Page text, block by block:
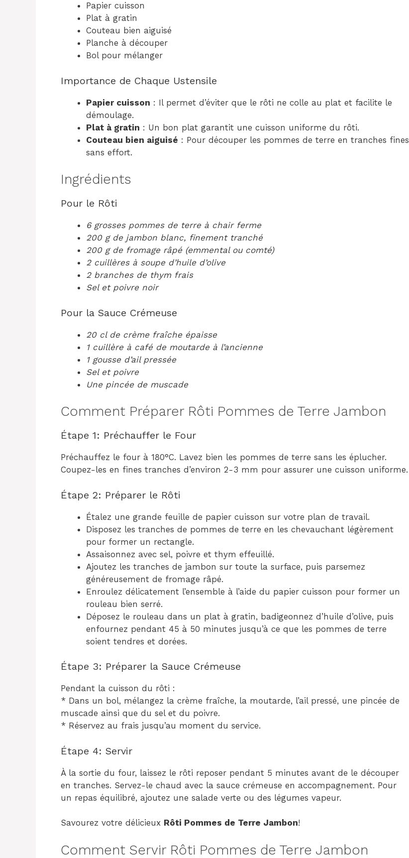
Papier cuisson
Plat à gratin
Couteau bien aiguisé
Planche à découper
Bol pour mélanger
Importance de Chaque Ustensile
Papier cuisson : Il permet d’éviter que le rôti ne colle au plat et facilite le
démoulage.
Plat à gratin : Un bon plat garantit une cuisson uniforme du rôti.
Couteau bien aiguisé : Pour découper les pommes de terre en tranches fines
sans effort.
Ingrédients
Pour le Rôti
6 grosses pommes de terre à chair ferme
200 g de jambon blanc, finement tranché
200 g de fromage râpé (emmental ou comté)
2 cuillères à soupe d’huile d’olive
2 branches de thym frais
Sel et poivre noir
Pour la Sauce Crémeuse
20 cl de crème fraîche épaisse
1 cuillère à café de moutarde à l’ancienne
1 gousse d’ail pressée
Sel et poivre
Une pincée de muscade
Comment Préparer Rôti Pommes de Terre Jambon
Étape 1: Préchauffer le Four
Préchauffez le four à 180°C. Lavez bien les pommes de terre sans les éplucher.
Coupez-les en fines tranches d’environ 2-3 mm pour assurer une cuisson uniforme.
Étape 2: Préparer le Rôti
Étalez une grande feuille de papier cuisson sur votre plan de travail.
Disposez les tranches de pommes de terre en les chevauchant légèrement
pour former un rectangle.
Assaisonnez avec sel, poivre et thym effeuillé.
Ajoutez les tranches de jambon sur toute la surface, puis parsemez
généreusement de fromage râpé.
Enroulez délicatement l’ensemble à l’aide du papier cuisson pour former un
rouleau bien serré.
Déposez le rouleau dans un plat à gratin, badigeonnez d’huile d’olive, puis
enfournez pendant 45 à 50 minutes jusqu’à ce que les pommes de terre
soient tendres et dorées.
Étape 3: Préparer la Sauce Crémeuse
Pendant la cuisson du rôti :
* Dans un bol, mélangez la crème fraîche, la moutarde, l’ail pressé, une pincée de
muscade ainsi que du sel et du poivre.
* Réservez au frais jusqu’au moment du service.
Étape 4: Servir
À la sortie du four, laissez le rôti reposer pendant 5 minutes avant de le découper
en tranches. Servez-le chaud avec la sauce crémeuse en accompagnement. Pour
un repas équilibré, ajoutez une salade verte ou des légumes vapeur.
Savourez votre délicieux Rôti Pommes de Terre Jambon!
Comment Servir Rôti Pommes de Terre Jambon